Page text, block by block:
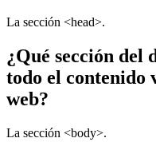
La sección <head>.
¿Qué sección del
todo el contenido
web?
La sección <body>.